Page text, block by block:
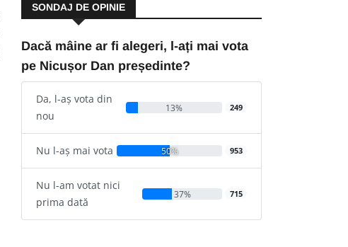
SONDAJ DE OPINIE
Dacă mâine ar fi alegeri, l-ați mai vota
pe Nicușor Dan președinte?
Da, l-aș vota din
nou
13% 249
Nu l-aș mai vota 50% 953
Nu l-am votat nici
prima dată
37% 715